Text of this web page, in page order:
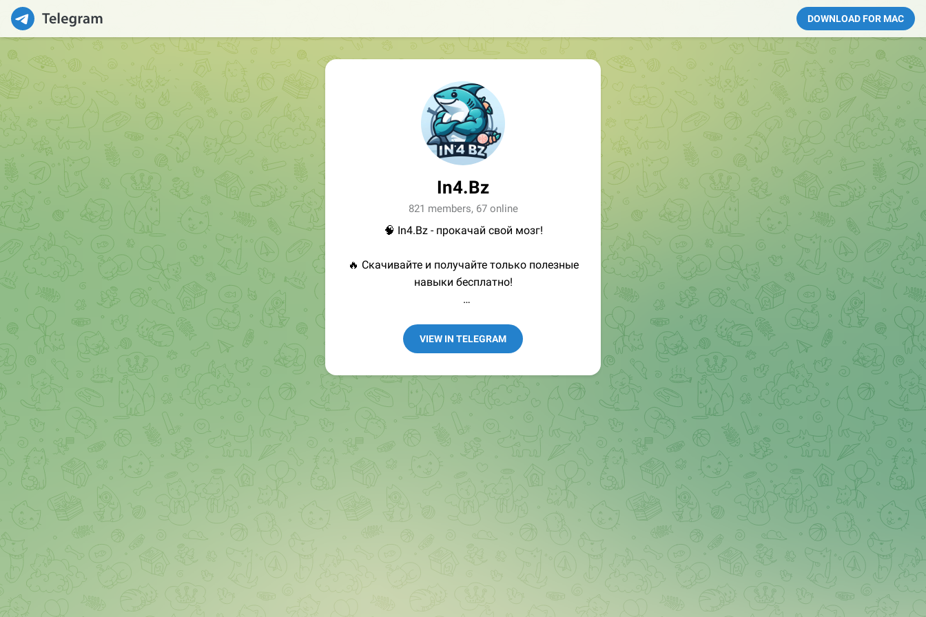
DOWNLOAD FOR MAC
In4.Bz
821 members, 67 online
🧠 In4.Bz - прокачай свой мозг!
🔥 Скачивайте и получайте только полезные
навыки бесплатно!
➖ in4.bz/
➖ https://t.me/in4bz
➖ https://t.me/in4news
🔞 t.me/in4bo
VIEW IN TELEGRAM